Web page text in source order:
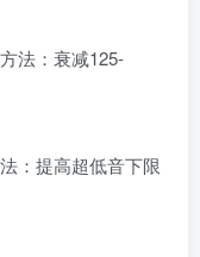
法：衰减125-
：提高超低音下限